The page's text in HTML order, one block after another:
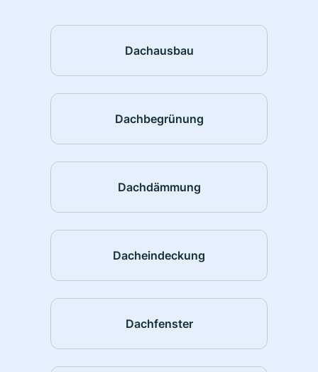
Dachausbau
Dachbegrünung
Dachdämmung
Dacheindeckung
Dachfenster